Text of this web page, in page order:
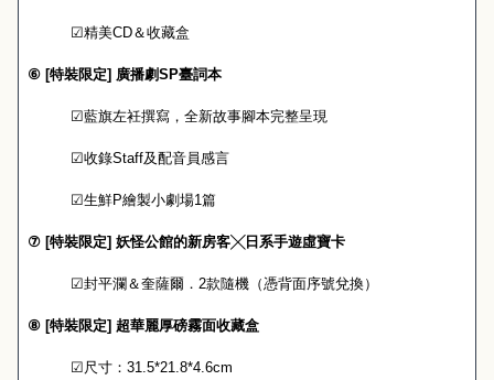
☑精美CD＆收藏盒
⑥ [特裝限定] 廣播劇SP臺詞本
☑藍旗左衽撰寫，全新故事腳本完整呈現
☑收錄Staff及配音員感言
☑生鮮P繪製小劇場1篇
⑦ [特裝限定] 妖怪公館的新房客╳日系手遊虛寶卡
☑封平瀾＆奎薩爾． 2款隨機 （憑背面序號兌換）
⑧ [特裝限定] 超華麗厚磅霧面收藏盒
☑尺寸： 31.5*21.8*4.6cm